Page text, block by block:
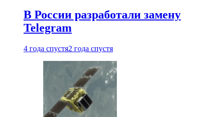
В России разработали замену
Telegram
4 года спустя2 года спустя